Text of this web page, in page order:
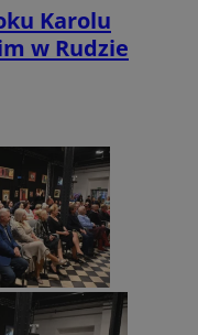
Karolu
w Rudzie